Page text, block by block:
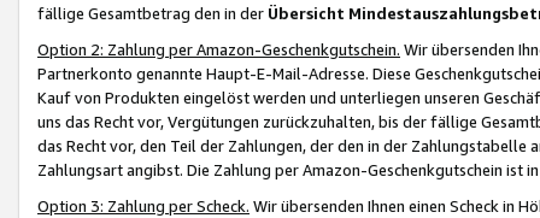
fällige Gesamtbetrag den in der Übersicht
Option 2: Zahlung per Amazon-Geschenkgutschein. Wir übersenden
Partnerkonto genannte Haupt-E-Mail-Adresse. Diese
Kauf von Produkten eingelöst werden und unterliegen unseren
uns das Recht vor, Vergütungen zurückzuhalten, bis der fällige
das Recht vor, den Teil der Zahlungen, der den in der
Zahlungsart angibst. Die Zahlung per Amazon-Geschenkgutschein ist
Option 3: Zahlung per Scheck. Wir übersenden Ihnen einen Scheck in